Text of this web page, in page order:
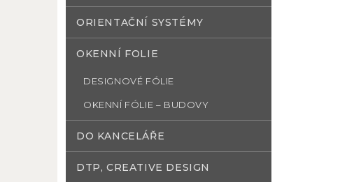
ORIENTAČNÍ SYSTÉMY
OKENNÍ FOLIE
DESIGNOVÉ FÓLIE
OKENNÍ FÓLIE – BUDOVY
DO KANCELÁŘE
DTP, CREATIVE DESIGN